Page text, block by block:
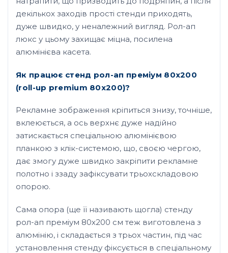
декількох заходів прості стенди приходять,
дуже швидко, у неналежний вигляд. Рол-ап
люкс у цьому захищає міцна, посилена
алюмінієва касета.
Як працює стенд рол-ап преміум 80х200
(roll-up premium 80х200)?
Рекламне зображення кріпиться знизу, точніше,
вклеюється, а ось верхнє дуже надійно
затискається спеціальною алюмінієвою
планкою з клік-системою, що, своєю чергою,
дає змогу дуже швидко закріпити рекламне
полотно і ззаду зафіксувати трьохскладовою
опорою.
Сама опора (ще її називають щогла) стенду
рол-ап преміум 80х200 см теж виготовлена з
алюмінію, і складається з трьох частин, під час
установлення стенду фіксується в спеціальному